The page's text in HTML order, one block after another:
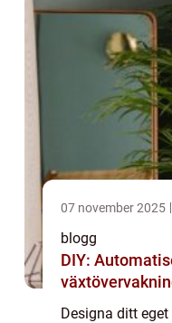
07 november 2025
blogg
DIY:
Designa ditt